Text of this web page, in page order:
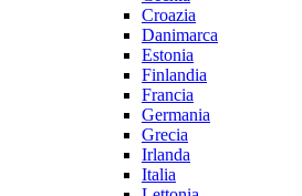
Croazia
Danimarca
Estonia
Finlandia
Francia
Germania
Grecia
Irlanda
Italia